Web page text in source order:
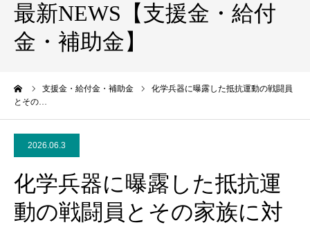
最新NEWS【支援金・給付
金・補助金】
支援金・給付金・補助金
化学兵器に曝露した抵抗運動の戦闘員
とその…
2026.06.3
化学兵器に曝露した抵抗運
動の戦闘員とその家族に対